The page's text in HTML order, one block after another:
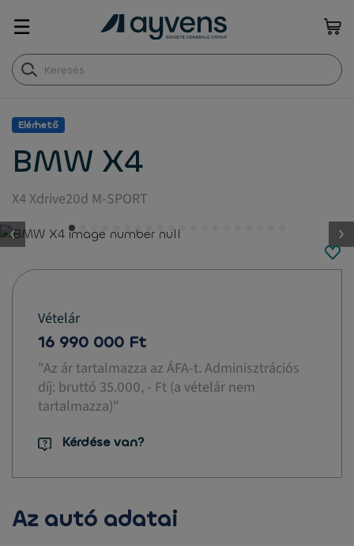
☰
Elérhető
BMW X4
X4 Xdrive20d M-SPORT
button.previous
Vételár
16 990 000 Ft
"Az ár tartalmazza az ÁFA-t. Adminisztrációs
díj: bruttó 35.000, - Ft (a vételár nem
tartalmazza)"
Kérdése van?
Az autó adatai